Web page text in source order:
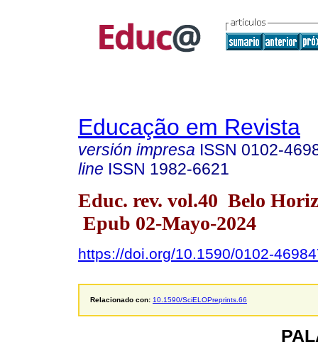
Educação em Revista
versión impresa ISSN 0102-
line ISSN 1982-6621
Educ. rev. vol.40 Belo
Epub 02-Mayo-2024
https://doi.org/10.1590/0102-
Relacionado con: 10.1590/SciELOPreprints.66